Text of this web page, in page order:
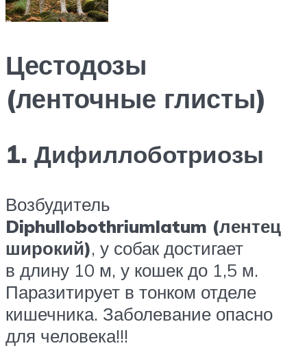
Цестодозы
(ленточные глисты)
1. Дифиллоботриозы
Возбудитель
Diphullobothriumlatum (лентец
широкий), у собак достигает
в длину 10 м, у кошек до 1,5 м.
Паразитирует в тонком отделе
кишечника. Заболевание опасно
для человека!!!